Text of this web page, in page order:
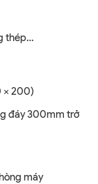
thép…
x 200)
đáy 300mm trở
máy